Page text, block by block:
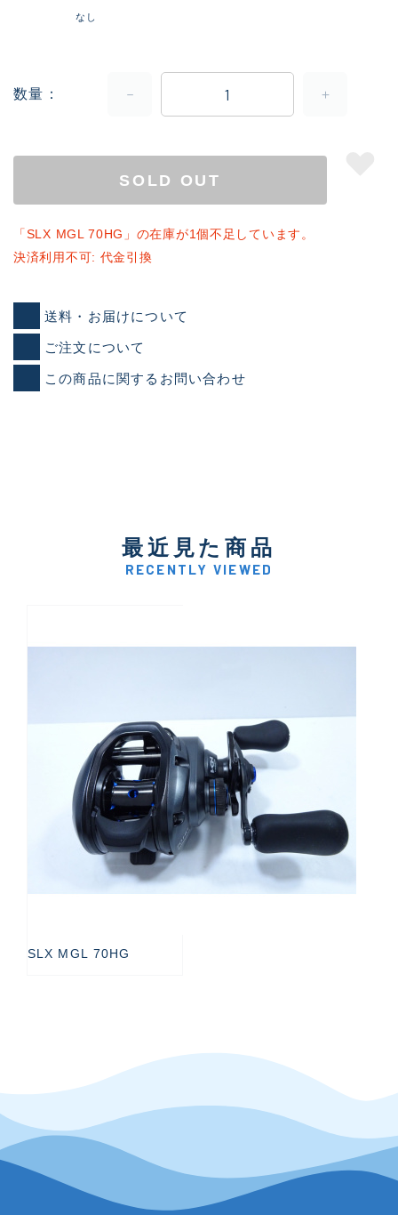
なし
数量
SOLD OUT
「SLX MGL 70HG」の在庫が1個不足しています。
決済利用不可: 代金引換
送料・お届けについて
ご注文について
この商品に関するお問い合わせ
最近見た商品
RECENTLY VIEWED
SLX MGL 70HG